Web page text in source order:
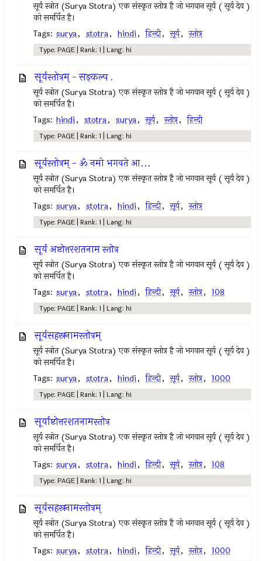
सूर्य स्त्रोत (Surya Stotra) एक संस्कृत स्तोत्र है जो भगवान सूर्य ( सूर्य देव )
को समर्पित है।
Tags: surya, stotra, hindi, हिन्दी, सूर्य, स्तोत्र
Type: PAGE | Rank: 1 | Lang: hi
सूर्यस्तोत्रम् - सङ्कल्प .
सूर्य स्त्रोत (Surya Stotra) एक संस्कृत स्तोत्र है जो भगवान सूर्य ( सूर्य देव )
को समर्पित है।
Tags: hindi, stotra, surya, सूर्य, स्तोत्र, हिन्दी
Type: PAGE | Rank: 1 | Lang: hi
सूर्यस्तोत्रम् - ॐ नमो भगवते आ...
सूर्य स्त्रोत (Surya Stotra) एक संस्कृत स्तोत्र है जो भगवान सूर्य ( सूर्य देव )
को समर्पित है।
Tags: surya, stotra, hindi, हिन्दी, सूर्य, स्तोत्र
Type: PAGE | Rank: 1 | Lang: hi
सूर्य अष्टोत्तरशतनाम स्तोत्र
सूर्य स्त्रोत (Surya Stotra) एक संस्कृत स्तोत्र है जो भगवान सूर्य ( सूर्य देव )
को समर्पित है।
Tags: surya, stotra, hindi, हिन्दी, सूर्य, स्तोत्र, 108
Type: PAGE | Rank: 1 | Lang: hi
सूर्यसहस्रनामस्तोत्रम्
सूर्य स्त्रोत (Surya Stotra) एक संस्कृत स्तोत्र है जो भगवान सूर्य ( सूर्य देव )
को समर्पित है।
Tags: surya, stotra, hindi, हिन्दी, सूर्य, स्तोत्र, 1000
Type: PAGE | Rank: 1 | Lang: hi
सूर्याष्टोत्तरशतनामस्तोत्र
सूर्य स्त्रोत (Surya Stotra) एक संस्कृत स्तोत्र है जो भगवान सूर्य ( सूर्य देव )
को समर्पित है।
Tags: surya, stotra, hindi, हिन्दी, सूर्य, स्तोत्र, 108
Type: PAGE | Rank: 1 | Lang: hi
सूर्यसहस्रनामस्तोत्रम्
सूर्य स्त्रोत (Surya Stotra) एक संस्कृत स्तोत्र है जो भगवान सूर्य ( सूर्य देव )
को समर्पित है।
Tags: surya, stotra, hindi, हिन्दी, सूर्य, स्तोत्र, 1000